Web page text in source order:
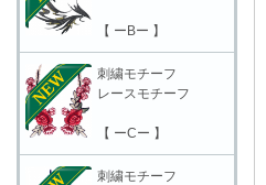
【 ーBー 】
刺繍モチーフ
レースモチーフ
【 ーCー 】
刺繍モチーフ